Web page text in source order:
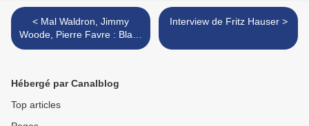
< Mal Waldron, Jimmy
Woode, Pierre Favre : Black
Glory (Enja, 1971)
Interview de Fritz Hauser >
Hébergé par Canalblog
Top articles